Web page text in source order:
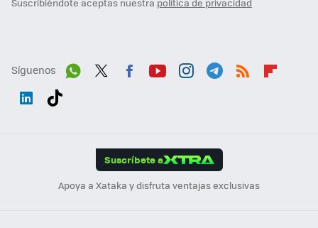
Síguenos
Suscríbete a
Apoya a Xataka y disfruta ventajas exclusivas